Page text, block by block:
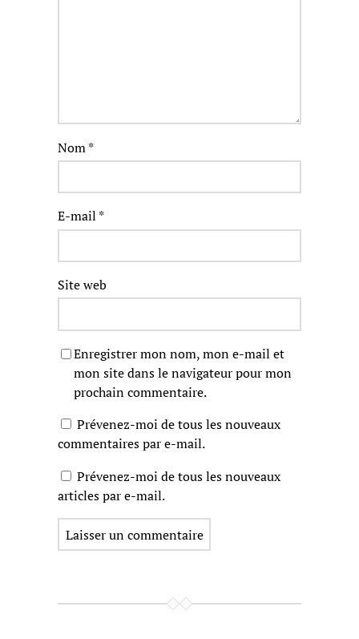
Nom*
E-mail *
Site web
Enregistrer mon nom, mon e-mail et
mon site dans le navigateur pour mon
prochain commentaire.
Prévenez-moi de tous les nouveaux
commentaires par e-mail.
Prévenez-moi de tous les nouveaux
articles par e-mail.